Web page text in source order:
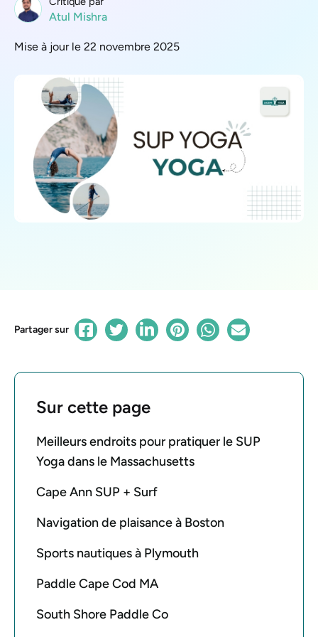
Atul Mishra
Mise à jour le 22 novembre 2025
Partager sur
Sur cette page
Meilleurs endroits pour pratiquer le SUP
Yoga dans le Massachusetts
Cape Ann SUP + Surf
Navigation de plaisance à Boston
Sports nautiques à Plymouth
Paddle Cape Cod MA
South Shore Paddle Co